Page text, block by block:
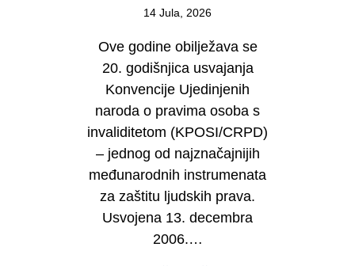
14 Jula, 2026
Ove godine obilježava se
20. godišnjica usvajanja
Konvencije Ujedinjenih
naroda o pravima osoba s
invaliditetom (KPOSI/CRPD)
– jednog od najznačajnijih
međunarodnih instrumenata
za zaštitu ljudskih prava.
Usvojena 13. decembra
2006.…